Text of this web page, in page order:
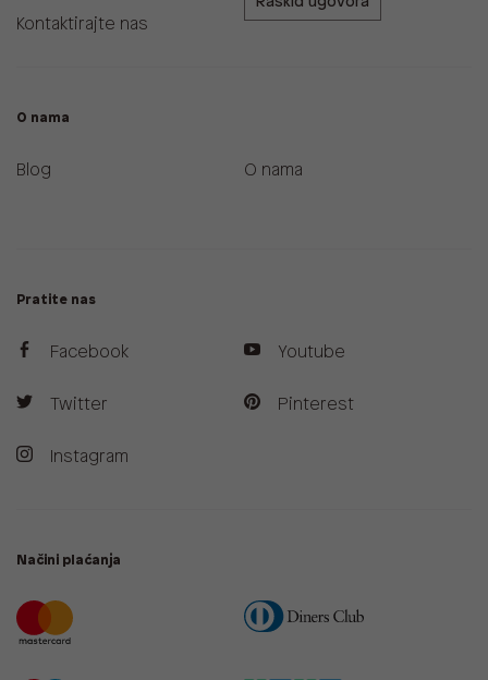
Kontaktirajte nas
O nama
Blog O nama
Pratite nas
Facebook
Twitter
Instagram
Youtube
Pinterest
Načini plaćanja